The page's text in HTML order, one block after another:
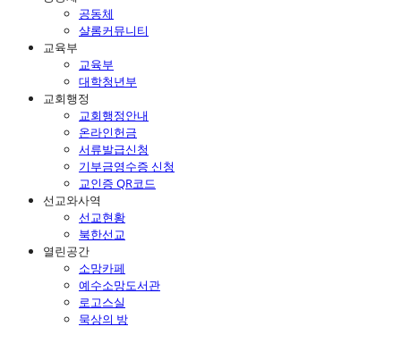
공동체
샬롬커뮤니티
교육부
교육부
대학청년부
교회행정
교회행정안내
온라인헌금
서류발급신청
기부금영수증 신청
교인증 QR코드
선교와사역
선교현황
북한선교
열린공간
소망카페
예수소망도서관
로고스실
묵상의 방